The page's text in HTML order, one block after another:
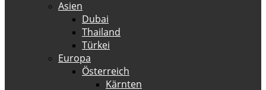
Asien
Dubai
Thailand
Türkei
Europa
Österreich
Kärnten